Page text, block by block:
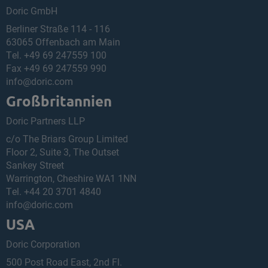
Doric GmbH
Berliner Straße 114 - 116
63065 Offenbach am Main
Tel. +49 69 247559 100
Fax +49 69 247559 990
info@doric.com
Großbritannien
Doric Partners LLP
c/o The Briars Group Limited
Floor 2, Suite 3, The Outset
Sankey Street
Warrington, Cheshire WA1 1NN
Tel. +44 20 3701 4840
info@doric.com
USA
Doric Corporation
500 Post Road East, 2nd Fl.